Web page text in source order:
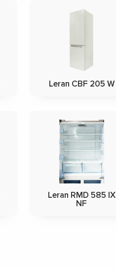
Leran CBF 205 W
Leran RMD 585 IX
NF